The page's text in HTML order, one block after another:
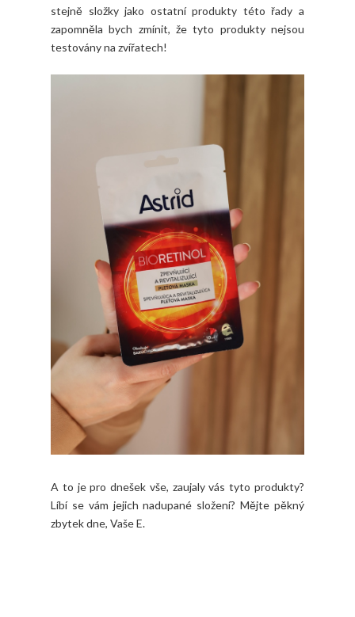
stejně složky jako ostatní produkty této řady a
zapomněla bych zmínit, že tyto produkty nejsou
testovány na zvířatech!
A to je pro dnešek vše, zaujaly vás tyto produkty?
Líbí se vám jejich nadupané složení? Mějte pěkný
zbytek dne, Vaše E.